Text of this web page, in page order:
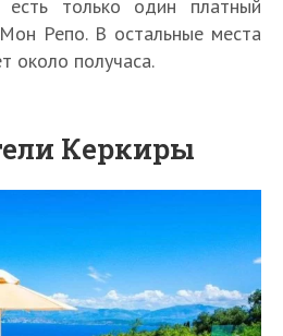
только один платный
Репо. В остальные места
около получаса.
Керкиры